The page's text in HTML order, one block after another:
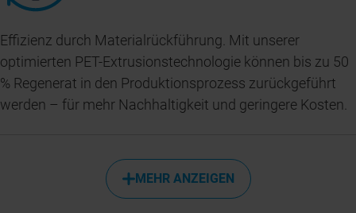
Effizienz durch Materialrückführung. Mit unserer
optimierten PET-Extrusionstechnologie können bis zu 50
% Regenerat in den Produktionsprozess zurückgeführt
werden – für mehr Nachhaltigkeit und geringere Kosten.
MEHR ANZEIGEN